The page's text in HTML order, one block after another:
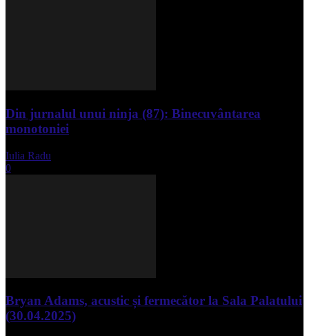
Din jurnalul unui ninja (87): Binecuvântarea
monotoniei
Iulia Radu
0
Bryan Adams, acustic și fermecător la Sala Palatului
(30.04.2025)